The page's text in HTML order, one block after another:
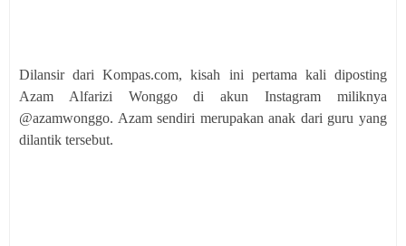
Dilansir dari Kompas.com, kisah ini pertama kali diposting
Azam Alfarizi Wonggo di akun Instagram miliknya
@azamwonggo. Azam sendiri merupakan anak dari guru yang
dilantik tersebut.